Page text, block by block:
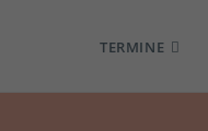
TERMINE